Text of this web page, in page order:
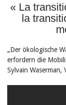
« La
la
„Der ökologische
erfordern die
Sylvain Waserman,